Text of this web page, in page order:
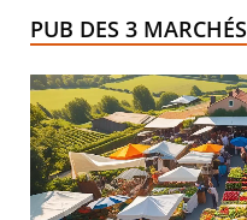
PUB DES 3 MARCHÉS